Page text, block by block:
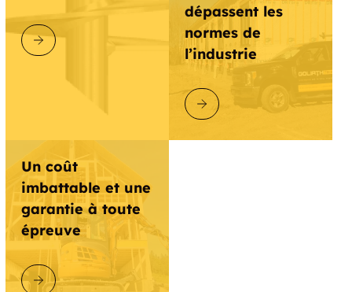
DÉCOUVRIR GOLIATHTECH
dépassent les
normes de
l’industrie
DÉCOUVRIR GOLIATHTECH
Un coût
imbattable et une
garantie à toute
épreuve
DÉCOUVRIR GOLIATHTECH